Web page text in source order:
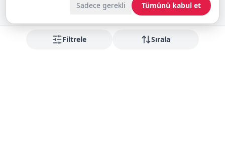
Filtrele Sırala
Sadece gerekli
Tümünü kabul et